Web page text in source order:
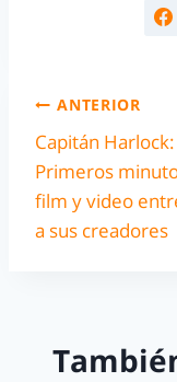
ANTERIOR
Capitán Harlock:
Primeros
film y video
a sus creadores